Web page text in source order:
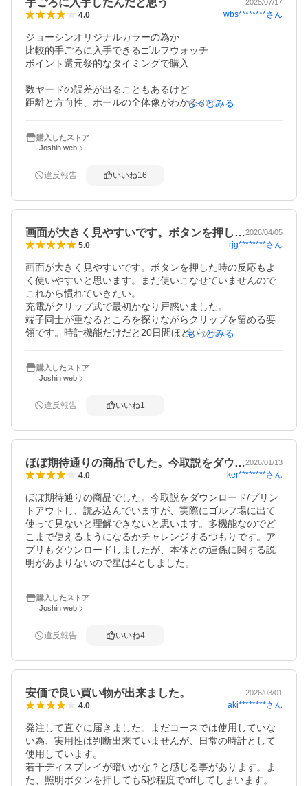
手ごろに入手したんだと思う 2025/07/17
4.0 wbs********さん
ジョーシンオリジナルカラーの為か
比較的手ごろに入手できるゴルフウォッチ
ポイント還元祭的なタイミングで購入
数ヤードの誤差が出ることもあるけど
距離と方向性、ホールの全体像がわかるので
新品で正味9時間は継続使用できました。
（2ラウンドプレー食事休憩中はオフ）
＜やや残念な点＞
充電止まる）
間がかかる
※PCでの有線接続は試していない。
もっとみる
購入したストア
Joshin web
違反報告 いいね16
画面が大きく見やすいです。ボタンを押し…2026/04/05
5.0 rjg********さん
画面が大きく見やすいです。ボタンを押した時の反応もよ
く使いやすいと思います。まだ使いこなせていませんので
これから慣れていきたい。
充電がクリップ式で最初かなり戸惑いました。
端子同士が重なるところを探りながらクリップを留める要
領です。時計機能だけだと20日間ほどバッテリーが持つよ
もっとみる
購入したストア
Joshin web
違反報告 いいね1
ほぼ期待通りの商品でした。今取説をダウ…2026/01/13
4.0 ker********さん
ほぼ期待通りの商品でした。今取説をダウンロード/プリン
トアウトし、読み込んでいますが、実際にゴルフ場に出て
使って見ないと理解できないと思います。多機能なのでど
こまで使えるようになるかチャレンジするつもりです。ア
プリもダウンロードしましたが、本体との連係に関する説
明があまりないので星は4としました。
購入したストア
Joshin web
違反報告 いいね4
安価で良い買い物が出来ました。 2026/03/01
4.0 aki********さん
発注して直ぐに届きました。まだコースでは使用していな
い為、実用性は判断出来ていませんが、日常の時計として
使用しています。
若干ディスプレイが暗いかな？と感じる事があります。ま
た、照明ボタンを押しても5秒程度でoffしてしまいます。